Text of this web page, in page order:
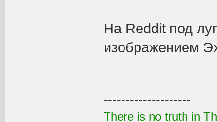
На Reddit под
изображением
--------------------
There is no truth in